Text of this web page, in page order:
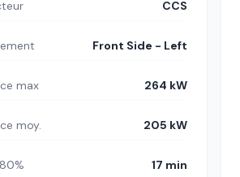
CCS
Front Side - Left
max 264 kW
moy. 205 kW
17 min